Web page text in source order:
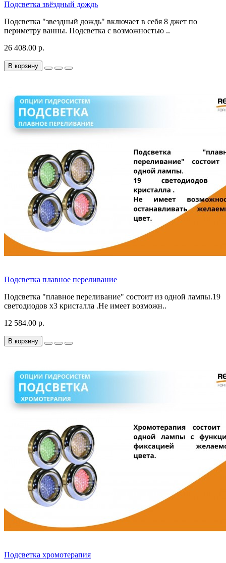
Подсветка звёздный дождь
Подсветка "звездный дождь" включает в себя 8 джет по
периметру ванны. Подсветка с возможностью ..
26 408.00 р.
В корзину
Подсветка плавное переливание
Подсветка "плавное переливание" состоит из одной лампы.19
светодиодов х3 кристалла .Не имеет возможн..
12 584.00 р.
В корзину
Подсветка хромотерапия